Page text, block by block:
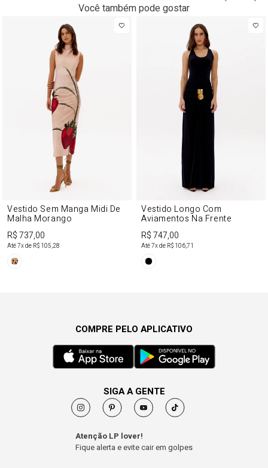
Você também pode gostar
Vestido Sem Manga Midi De
Malha Morango
R$ 737,00
Até7x de R$ 105,28
Vestido Longo Com
Aviamentos Na Frente
R$ 747,00
Até7x de R$ 106,71
COMPRE PELO APLICATIVO
SIGA A GENTE
Atenção LP lover!
Fique alerta e evite cair em golpes